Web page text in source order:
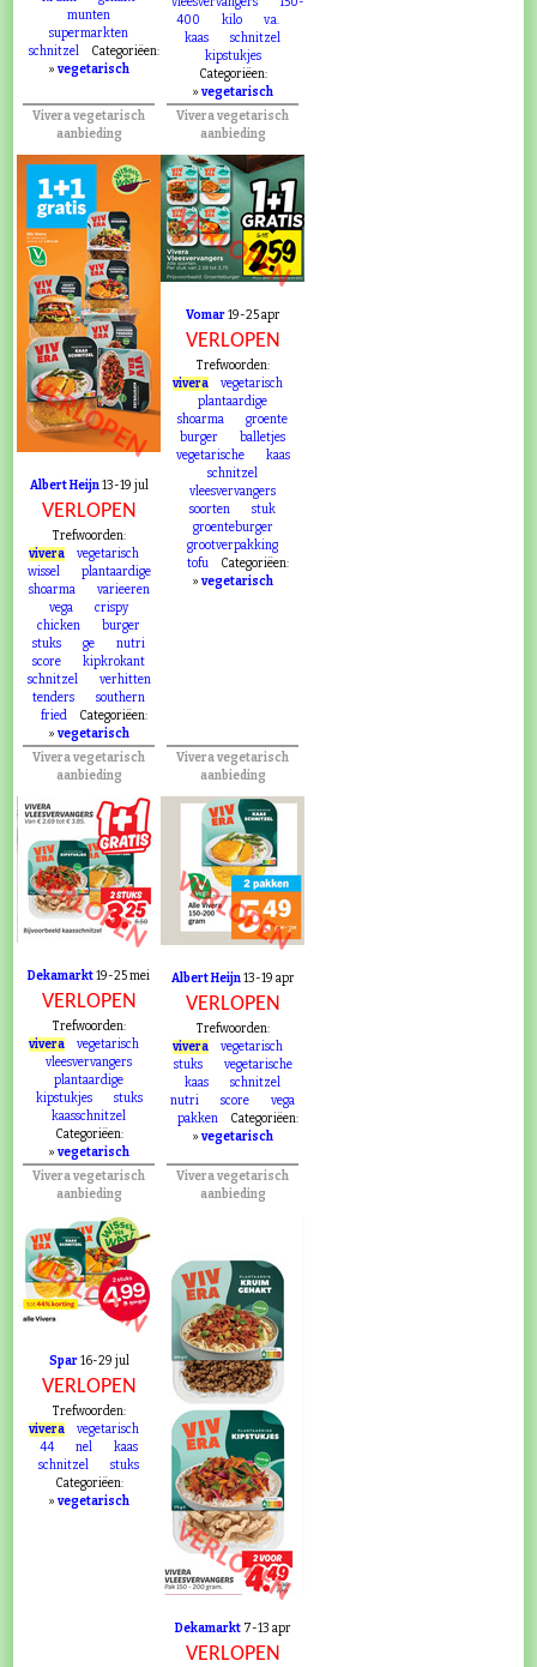
munten
supermarkten
schnitzel
Categoriëen:
»vegetarisch
400
kilo
v.a.
kaas
schnitzel
kipstukjes
Categoriëen:
»vegetarisch
Vivera vegetarisch
aanbieding
VERLOPEN
Albert Heijn13-19 jul
VERLOPEN
Trefwoorden:
vivera
vegetarisch
wissel
plantaardige
shoarma
varieeren
vega
crispy
chicken
burger
stuks
ge
nutri
score
kipkrokant
schnitzel
verhitten
tenders
southern
fried
Categoriëen:
»vegetarisch
Vivera vegetarisch
aanbieding
VERLOPEN
Vomar19-25 apr
VERLOPEN
Trefwoorden:
vivera
vegetarisch
plantaardige
shoarma
groente
burger
balletjes
vegetarische
kaas
schnitzel
vleesvervangers
soorten
stuk
groenteburger
grootverpakking
tofu
Categoriëen:
»vegetarisch
Vivera vegetarisch
aanbieding
VERLOPEN
Dekamarkt19-25 mei
VERLOPEN
Trefwoorden:
vivera
vegetarisch
vleesvervangers
plantaardige
kipstukjes
stuks
kaasschnitzel
Categoriëen:
»vegetarisch
Vivera vegetarisch
aanbieding
VERLOPEN
Albert Heijn13-19 apr
VERLOPEN
Trefwoorden:
vivera
vegetarisch
stuks
vegetarische
kaas
schnitzel
nutri
score
vega
pakken
Categoriëen:
»vegetarisch
Vivera vegetarisch
aanbieding
VERLOPEN
Spar16-29 jul
VERLOPEN
Trefwoorden:
vivera
vegetarisch
44
nel
kaas
schnitzel
stuks
Categoriëen:
»vegetarisch
Vivera vegetarisch
aanbieding
VERLOPEN
Dekamarkt7-13 apr
VERLOPEN